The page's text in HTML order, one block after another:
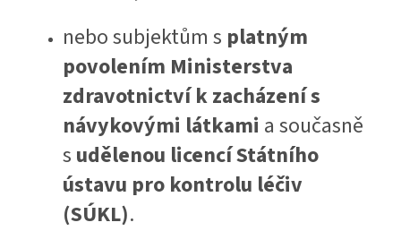
nebo subjektům s platným
povolením Ministerstva
zdravotnictví k zacházení s
návykovými látkami a současně
s udělenou licencí Státního
ústavu pro kontrolu léčiv
(SÚKL).